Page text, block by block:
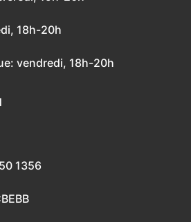
18h-20h
vendredi, 18h-20h
1356